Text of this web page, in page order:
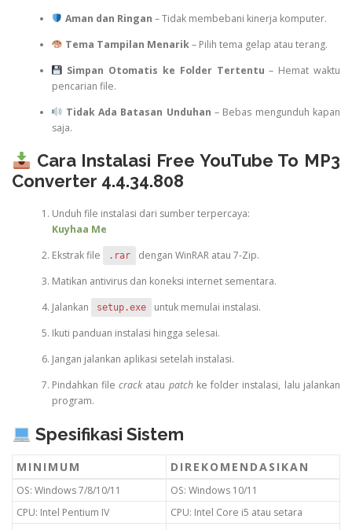
Aman dan Ringan – Tidak membebani kinerja komputer.
Tema Tampilan Menarik– Pilih tema gelap atau terang.
Simpan Otomatis ke Folder Tertentu – Hemat waktu
pencarian file.
Tidak Ada Batasan Unduhan – Bebas mengunduh kapan
saja.
Cara Instalasi Free YouTube To MP3
Converter 4.4.34.808
Unduh file instalasi dari sumber terpercaya:
Kuyhaa Me
Ekstrak file
.rar
dengan WinRAR atau 7-Zip.
Matikan antivirus dan koneksi internet sementara.
Jalankan
setup.exe
untuk memulai instalasi.
Ikuti panduan instalasi hingga selesai.
Jangan jalankan aplikasi setelah instalasi.
Pindahkan filecrack atau patchke folder instalasi, lalu jalankan
program.
Spesifikasi Sistem
MINIMUM DIREKOMENDASIKAN
OS: Windows 7/8/10/11
OS: Windows 10/11
CPU: Intel Pentium IV
CPU: Intel Core i5 atau setara